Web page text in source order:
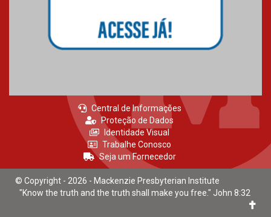
Central de Informações
Proteção de Dados
Identidade Visual
Trabalhe Conosco
Seja um Fornecedor
© Copyright - 2026 - Mackenzie Presbyterian Institute
"Know the truth and the truth shall make you free." John 8:32